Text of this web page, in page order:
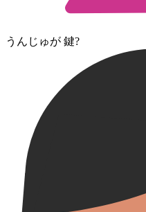
うんじゅ⁠が 鍵?